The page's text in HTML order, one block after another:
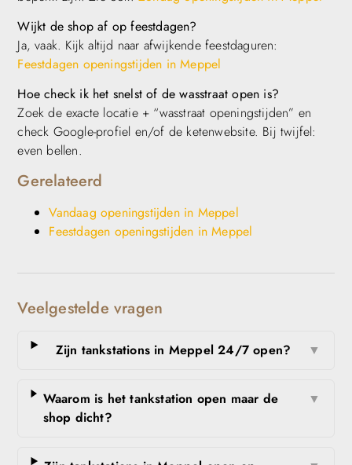
Wijkt de shop af op feestdagen?
Ja, vaak. Kijk altijd naar afwijkende feestdaguren:
Feestdagen openingstijden in Meppel
Hoe check ik het snelst of de wasstraat open is?
Zoek de exacte locatie + “wasstraat openingstijden” en
check Google-profiel en/of de ketenwebsite. Bij twijfel:
even bellen.
Gerelateerd
Vandaag openingstijden in Meppel
Feestdagen openingstijden in Meppel
Veelgestelde vragen
Zijn tankstations in Meppel 24/7 open? ▼
Waarom is het tankstation open maar de
shop dicht?
▼